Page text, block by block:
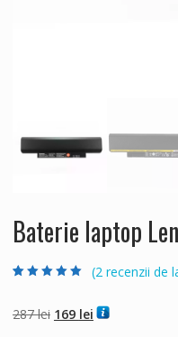
Baterie laptop
evaluări de la
clienți
(2 recenzii de
287lei Prețul
169 leiPrețul